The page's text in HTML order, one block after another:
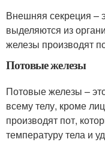
Внешняя секреция –
выделяются из
железы производят
Потовые железы
Потовые железы –
всему телу, кроме
производят пот,
температуру тела и